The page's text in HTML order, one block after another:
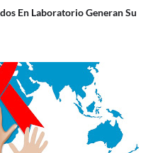
En Laboratorio Generan Su